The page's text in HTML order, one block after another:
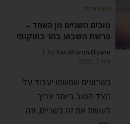
פשוט ועמוק
טובים השניים מן האחד –
פרשת השבוע בהר בחוקותי
by Rav Aharon Eliyahu
מאי 7, 2023
כשרוצים שמשהו יעבוד על
הצד הטוב ביותר צריך
לעשות את זה בשניים, וזה